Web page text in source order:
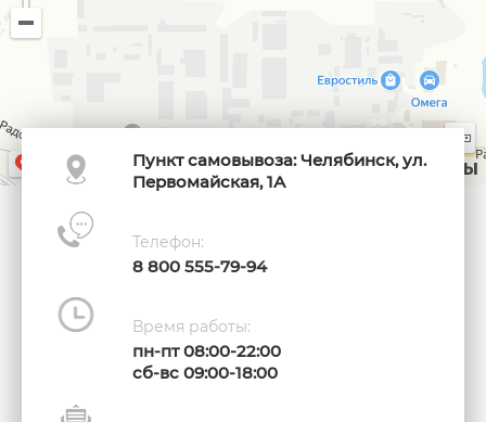
Условия использования
В Карты → API
Пункт самовывоза: Челябинск, ул.
Первомайская, 1А
Телефон:
8 800 555-79-94
Время работы:
пн-пт 08:00-22:00
сб-вс 09:00-18:00